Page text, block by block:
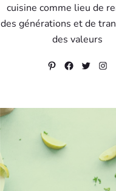
cuisine comme lieu de
des générations et de
des valeurs
Pinterest
Facebook